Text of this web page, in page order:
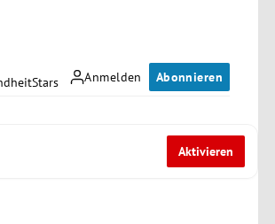
Anmelden Abonnieren
Stars
Aktivieren